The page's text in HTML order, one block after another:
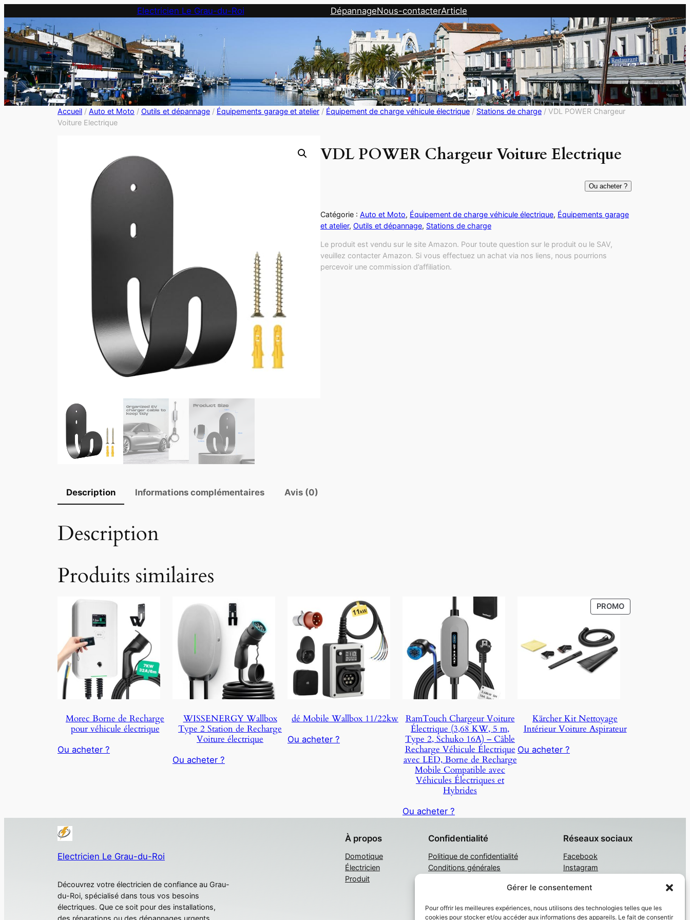
Gérer le consentement
Pour offrir les meilleures expériences, nous utilisons des technologies telles que les
cookies pour stocker et/ou accéder aux informations des appareils. Le fait de consentir
Electricien Le Grau-du-Roi DépannageNous-contacterArticle
Accueil / Auto et Moto / Outils et dépannage / Équipements garage et atelier / Équipement de charge véhicule électrique / Stations de charge / VDL POWER Chargeur
Voiture Electrique
VDL POWER Chargeur Voiture Electrique
Ou acheter ?
Catégorie : Auto et Moto, Équipement de charge véhicule électrique, Équipements garage
et atelier, Outils et dépannage, Stations de charge
Le produit est vendu sur le site Amazon. Pour toute question sur le produit ou le SAV,
veuillez contacter Amazon. Si vous effectuez un achat via nos liens, nous pourrions
percevoir une commission d’affiliation.
Description Informations complémentaires Avis (0)
Description
Produits similaires
Morec Borne de Recharge
pour véhicule électrique
Ou acheter ?
WISSENERGY Wallbox
Type 2 Station de Recharge
Voiture électrique
Ou acheter ?
dé Mobile Wallbox 11/22kw
Ou acheter ?
RamTouch Chargeur Voiture
Électrique (3,68 KW, 5 m,
Type 2, Schuko 16A) – Câble
Recharge Véhicule Électrique
avec LED, Borne de Recharge
Mobile Compatible avec
Véhicules Électriques et
Hybrides
Ou acheter ?
PROMOP
R
L
Kärcher Kit Nettoyage
Intérieur Voiture Aspirateur
Ou acheter ?
Electricien Le Grau-du-Roi
Découvrez votre électricien de confiance au Grau-
du-Roi, spécialisé dans tous vos besoins
électriques. Que ce soit pour des installations,
À propos
Domotique
Électricien
Produit
Confidentialité
Politique de confidentialité
Conditions générales
Réseaux sociaux
Facebook
Instagram